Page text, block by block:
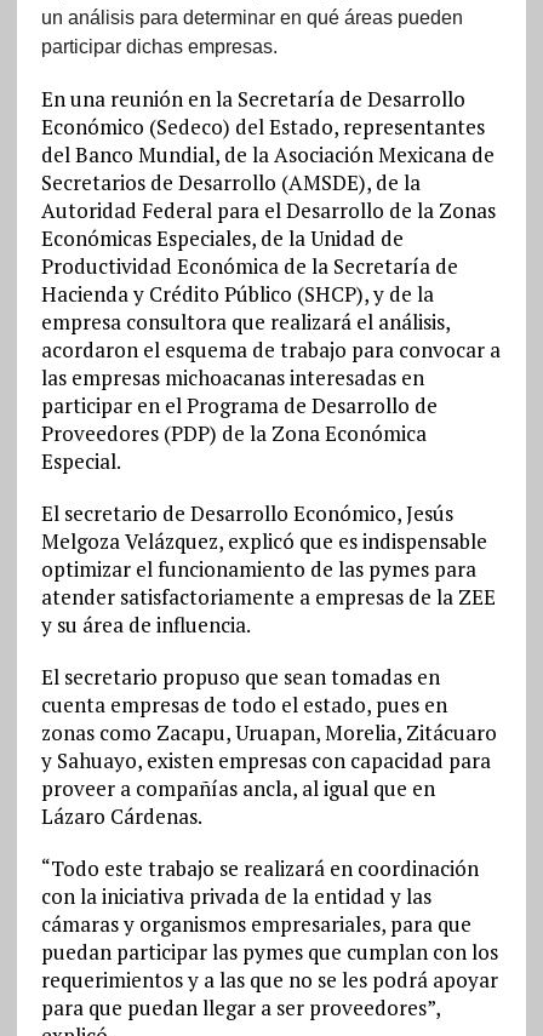
un análisis para determinar en qué áreas pueden
participar dichas empresas.
En una reunión en la Secretaría de Desarrollo
Económico (Sedeco) del Estado, representantes
del Banco Mundial, de la Asociación Mexicana de
Secretarios de Desarrollo (AMSDE), de la
Autoridad Federal para el Desarrollo de la Zonas
Económicas Especiales, de la Unidad de
Productividad Económica de la Secretaría de
Hacienda y Crédito Público (SHCP), y de la
empresa consultora que realizará el análisis,
acordaron el esquema de trabajo para convocar a
las empresas michoacanas interesadas en
participar en el Programa de Desarrollo de
Proveedores (PDP) de la Zona Económica
Especial.
El secretario de Desarrollo Económico, Jesús
Melgoza Velázquez, explicó que es indispensable
optimizar el funcionamiento de las pymes para
atender satisfactoriamente a empresas de la ZEE
y su área de influencia.
El secretario propuso que sean tomadas en
cuenta empresas de todo el estado, pues en
zonas como Zacapu, Uruapan, Morelia, Zitácuaro
y Sahuayo, existen empresas con capacidad para
proveer a compañías ancla, al igual que en
Lázaro Cárdenas.
“Todo este trabajo se realizará en coordinación
con la iniciativa privada de la entidad y las
cámaras y organismos empresariales, para que
puedan participar las pymes que cumplan con los
requerimientos y a las que no se les podrá apoyar
para que puedan llegar a ser proveedores”,